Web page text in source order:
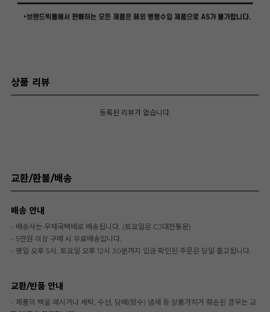
상품 리뷰
등록된 리뷰가 없습니다.
교환/환불/배송
배송 안내
- 배송사는 우체국택배로 배송됩니다. (토요일은 CJ대한통운)
- 5만원 이상 구매 시 무료배송입니다.
- 평일 오후 5시, 토요일 오후 12시 30분까지 입금 확인된 주문은 당일 출고됩니다.
교환/반품 안내
- 제품의 택을 떼시거나 세탁, 수선, 담배(향수) 냄새 등 상품가치가 훼손된 경우는 교